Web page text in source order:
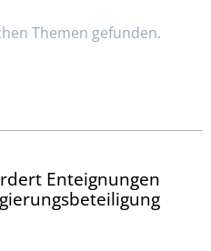
Themen gefunden.
Enteignungen